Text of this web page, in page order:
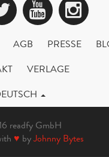
Twitter
AGB PRESSE
VERLAGE
readfy GmbH
♥ byJohnny Bytes